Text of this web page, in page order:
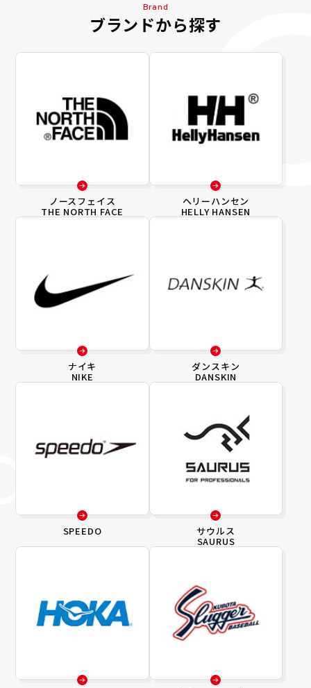
Brand
ブランドから探す
ノースフェイス
THE NORTH FACE
ヘリーハンセン
HELLY HANSEN
ナイキ
NIKE
ダンスキン
DANSKIN
SPEEDO サウルス
SAURUS